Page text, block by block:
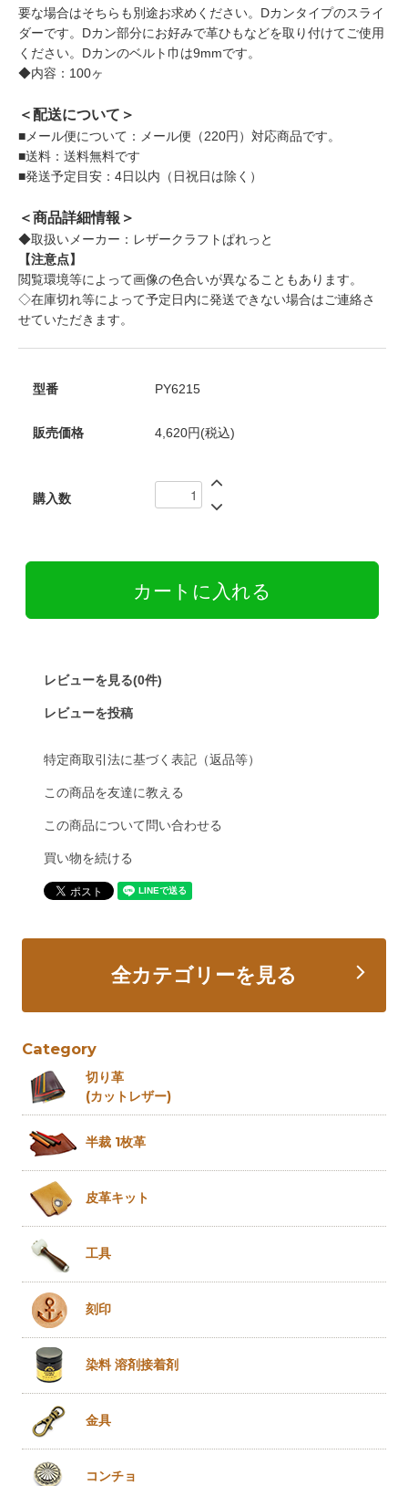
要な場合はそちらも別途お求めください。Dカンタイプのスライ
ダーです。Dカン部分にお好みで革ひもなどを取り付けてご使用
ください。Dカンのベルト巾は9mmです。
◆内容：100ヶ
＜配送について＞
■メール便について：メール便（220円）対応商品です。
■送料：送料無料です
■発送予定目安：4日以内（日祝日は除く）
＜商品詳細情報＞
◆取扱いメーカー：レザークラフトぱれっと
【注意点】
閲覧環境等によって画像の色合いが異なることもあります。
◇在庫切れ等によって予定日内に発送できない場合はご連絡さ
せていただきます。
型番 PY6215
販売価格 4,620円(税込)
購入数
レビューを見る(0件)
レビューを投稿
特定商取引法に基づく表記（返品等）
この商品を友達に教える
この商品について問い合わせる
買い物を続ける
全カテゴリーを見る
Category
切り革
(カットレザー)
半裁 1枚革
皮革キット
工具
刻印
染料 溶剤接着剤
金具
コンチョ